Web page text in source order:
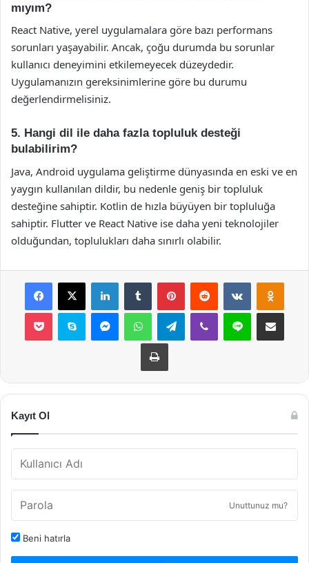
mıyım?
React Native, yerel uygulamalara göre bazı performans
sorunları yaşayabilir. Ancak, çoğu durumda bu sorunlar
kullanıcı deneyimini etkilemeyecek düzeydedir.
Uygulamanızın gereksinimlerine göre bu durumu
değerlendirmelisiniz.
5. Hangi dil ile daha fazla topluluk desteği
bulabilirim?
Java, Android uygulama geliştirme dünyasında en eski ve en
yaygın kullanılan dildir, bu nedenle geniş bir topluluk
desteğine sahiptir. Kotlin de hızla büyüyen bir topluluğa
sahiptir. Flutter ve React Native ise daha yeni teknolojiler
olduğundan, toplulukları daha sınırlı olabilir.
Facebook
X LinkedInTumblr PinterestReddit VKontakte
Pocket Skype MessengerWhatsAppTelegramViber Line E-Posta ile
Yazdır
Kayıt Ol
Unuttunuz mu?
Beni hatırla